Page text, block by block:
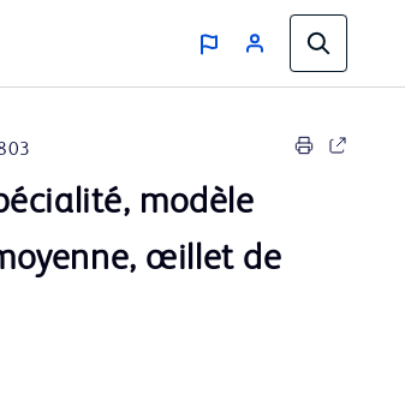
modèle
œillet de